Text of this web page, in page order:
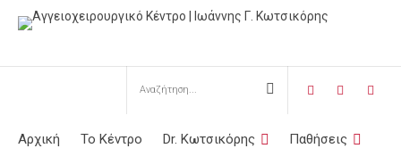
Αρχική Το Κέντρο Dr. Κωτσικόρης Παθήσεις